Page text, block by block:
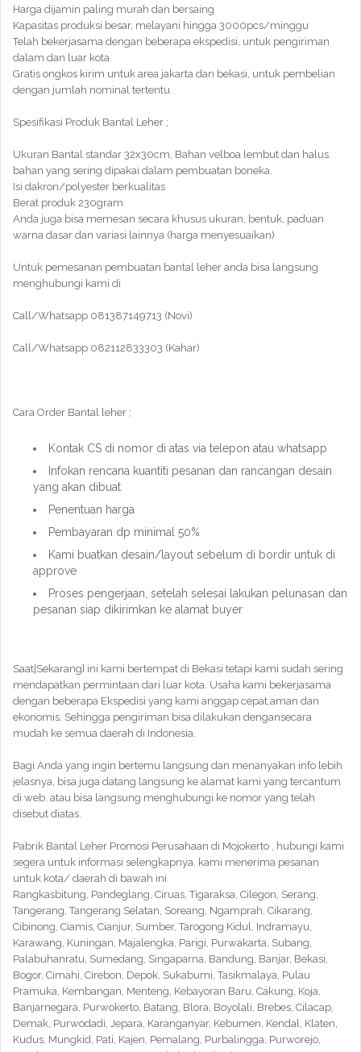
Harga dijamin paling murah dan bersaing
Kapasitas produksi besar, melayani hingga 3000pcs/minggu
Telah bekerjasama dengan beberapa ekspedisi, untuk pengiriman
dalam dan luar kota
Gratis ongkos kirim untuk area jakarta dan bekasi, untuk pembelian
dengan jumlah nominal tertentu.
Spesifikasi Produk Bantal Leher ;
Ukuran Bantal standar 32x30cm, Bahan velboa lembut dan halus.
bahan yang sering dipakai dalam pembuatan boneka.
Isi dakron/polyester berkualitas
Berat produk 230gram
Anda juga bisa memesan secara khusus ukuran, bentuk, paduan
warna dasar dan variasi lainnya (harga menyesuaikan)
Untuk pemesanan pembuatan bantal leher anda bisa langsung
menghubungi kami di
Call/Whatsapp 081387149713 (Novi)
Call/Whatsapp 082112833303 (Kahar)
Cara Order Bantal leher ;
Kontak CS di nomor di atas via telepon atau whatsapp
Infokan rencana kuantiti pesanan dan rancangan desain
yang akan dibuat
Penentuan harga
Pembayaran dp minimal 50%
Kami buatkan desain/layout sebelum di bordir untuk di
approve
Proses pengerjaan, setelah selesai lakukan pelunasan dan
pesanan siap dikirimkan ke alamat buyer
Saat|Sekarang} ini kami bertempat di Bekasi tetapi kami sudah sering
mendapatkan permintaan dari luar kota. Usaha kami bekerjasama
dengan beberapa Ekspedisi yang kami anggap cepat,aman dan
ekonomis. Sehingga pengiriman bisa dilakukan dengansecara
mudah ke semua daerah di Indonesia.
Bagi Anda yang ingin bertemu langsung dan menanyakan info lebih
jelasnya, bisa juga datang langsung ke alamat kami yang tercantum
di web. atau bisa langsung menghubungi ke nomor yang telah
disebut diatas.
Pabrik Bantal Leher Promosi Perusahaan di Mojokerto , hubungi kami
segera untuk informasi selengkapnya. kami menerima pesanan
untuk kota/ daerah di bawah ini
Rangkasbitung, Pandeglang, Ciruas, Tigaraksa, Cilegon, Serang,
Tangerang, Tangerang Selatan, Soreang, Ngamprah, Cikarang,
Cibinong, Ciamis, Cianjur, Sumber, Tarogong Kidul, Indramayu,
Karawang, Kuningan, Majalengka, Parigi, Purwakarta, Subang,
Palabuhanratu, Sumedang, Singaparna, Bandung, Banjar, Bekasi,
Bogor, Cimahi, Cirebon, Depok, Sukabumi, Tasikmalaya, Pulau
Pramuka, Kembangan, Menteng, Kebayoran Baru, Cakung, Koja,
Banjarnegara, Purwokerto, Batang, Blora, Boyolali, Brebes, Cilacap,
Demak, Purwodadi, Jepara, Karanganyar, Kebumen, Kendal, Klaten,
Kudus, Mungkid, Pati, Kajen, Pemalang, Purbalingga, Purworejo,